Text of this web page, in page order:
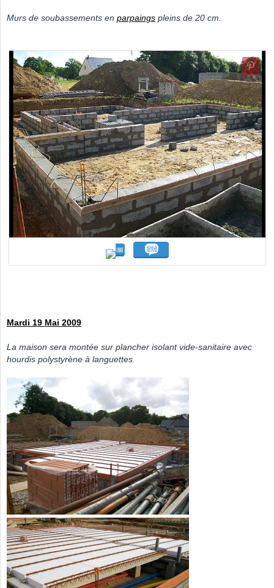
Murs de soubassements en parpaings pleins de 20 cm.
Mardi 19 Mai 2009
La maison sera montée sur plancher isolant vide-sanitaire avec
hourdis polystyrène à languettes.